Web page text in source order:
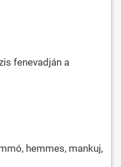
fenevadján a
hemmes, mankuj,